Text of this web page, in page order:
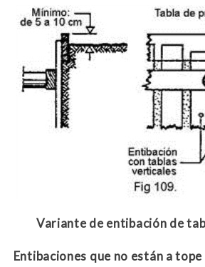
Variante de entibación de
Entibaciones que no están a tope